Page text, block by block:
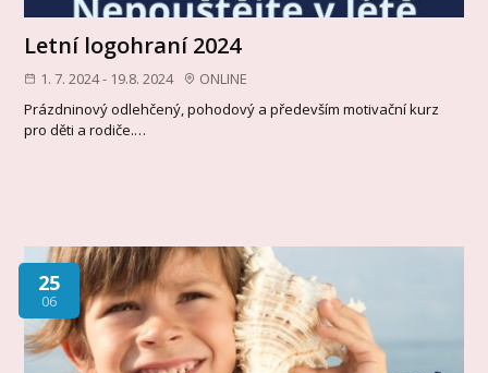
Letní logohraní 2024
1. 7. 2024 - 19.8. 2024
ONLINE
Prázdninový odlehčený, pohodový a především motivační kurz
pro děti a rodiče.…
25
06